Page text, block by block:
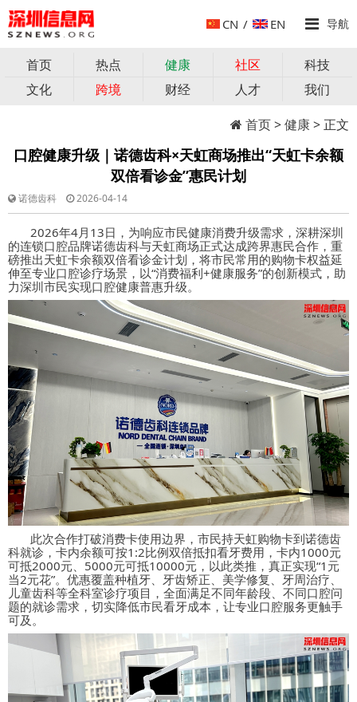
CN / EN 导航
首页 热点 健康 社区
科技
文化
跨境 财经 人才
我们
首页>健康> 正文
口腔健康升级｜诺德齿科×天虹商场推出“天虹卡余额
双倍看诊金”惠民计划
诺德齿科 2026-04-14
2026年4月 13日 ， 为响应市民健康消费升级需求，深耕深圳
的连锁口腔品牌诺德齿科与天虹商场正式达成跨界惠民合作，重
磅推出天虹卡余额双倍看诊金计划，将市民常用的购物卡权益延
伸至专业口腔诊疗场景，以“消费福利+健康服务”的创新模式，助
力深圳市民实现口腔健康普惠升级。
此次合作打破消费卡使用边界，市民持天虹购物卡到诺德齿
科就诊， 卡内余额可按1:2比例双倍抵扣看牙费用 ，卡内1000元
可抵2000元、 5000元可抵10000元，以此类推，真正实现“1 元
当2元花”。优惠覆盖种植牙、牙齿矫正、美学修复、牙周治疗、
儿童齿科等全科室诊疗项目，全面满足不同年龄段、不同口腔问
题的就诊需求，切实降低市民看牙成本，让专业口腔服务更触手
可及。